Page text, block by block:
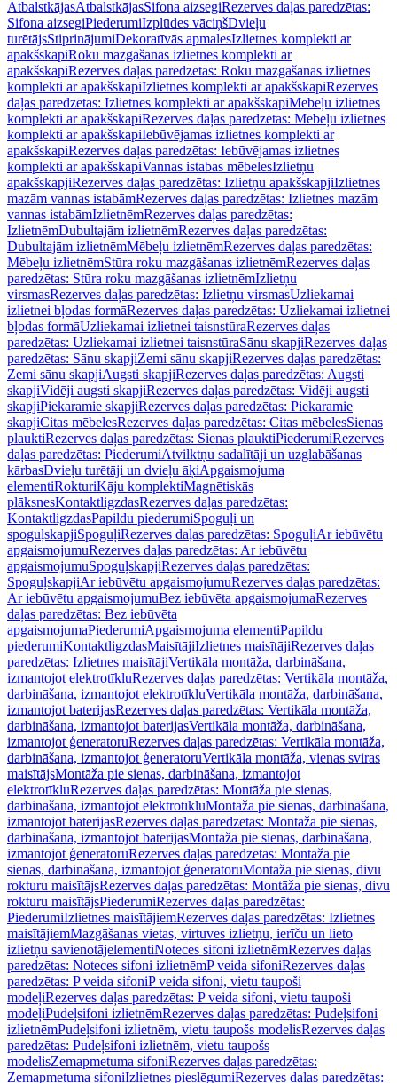
AtbalstkājasAtbalstkājasSifona aizsegiRezerves daļas paredzētas:
Sifona aizsegiPiederumiIzplūdes vāciņšDvieļu
turētājsStiprinājumiDekoratīvās apmalesIzlietnes komplekti ar
apakšskapiRoku mazgāšanas izlietnes komplekti ar
apakšskapiRezerves daļas paredzētas: Roku mazgāšanas izlietnes
komplekti ar apakšskapiIzlietnes komplekti ar apakšskapiRezerves
daļas paredzētas: Izlietnes komplekti ar apakšskapiMēbeļu izlietnes
komplekti ar apakšskapiRezerves daļas paredzētas: Mēbeļu izlietnes
komplekti ar apakšskapiIebūvējamas izlietnes komplekti ar
apakšskapiRezerves daļas paredzētas: Iebūvējamas izlietnes
komplekti ar apakšskapiVannas istabas mēbelesIzlietņu
apakšskapjiRezerves daļas paredzētas: Izlietņu apakšskapjiIzlietnes
mazām vannas istabāmRezerves daļas paredzētas: Izlietnes mazām
vannas istabāmIzlietnēmRezerves daļas paredzētas:
IzlietnēmDubultajām izlietnēmRezerves daļas paredzētas:
Dubultajām izlietnēmMēbeļu izlietnēmRezerves daļas paredzētas:
Mēbeļu izlietnēmStūra roku mazgāšanas izlietnēmRezerves daļas
paredzētas: Stūra roku mazgāšanas izlietnēmIzlietņu
virsmasRezerves daļas paredzētas: Izlietņu virsmasUzliekamai
izlietnei bļodas formāRezerves daļas paredzētas: Uzliekamai izlietnei
bļodas formāUzliekamai izlietnei taisnstūraRezerves daļas
paredzētas: Uzliekamai izlietnei taisnstūraSānu skapjiRezerves daļas
paredzētas: Sānu skapjiZemi sānu skapjiRezerves daļas paredzētas:
Zemi sānu skapjiAugsti skapjiRezerves daļas paredzētas: Augsti
skapjiVidēji augsti skapjiRezerves daļas paredzētas: Vidēji augsti
skapjiPiekaramie skapjiRezerves daļas paredzētas: Piekaramie
skapjiCitas mēbelesRezerves daļas paredzētas: Citas mēbelesSienas
plauktiRezerves daļas paredzētas: Sienas plauktiPiederumiRezerves
daļas paredzētas: PiederumiAtvilktņu sadalītāji un uzglabāšanas
kārbasDvieļu turētāji un dvieļu āķiApgaismojuma
elementiRokturiKāju komplektiMagnētiskās
plāksnesKontaktligzdasRezerves daļas paredzētas:
KontaktligzdasPapildu piederumiSpoguļi un
spoguļskapjiSpoguļiRezerves daļas paredzētas: SpoguļiAr iebūvētu
apgaismojumuRezerves daļas paredzētas: Ar iebūvētu
apgaismojumuSpoguļskapjiRezerves daļas paredzētas:
SpoguļskapjiAr iebūvētu apgaismojumuRezerves daļas paredzētas:
Ar iebūvētu apgaismojumuBez iebūvēta apgaismojumaRezerves
daļas paredzētas: Bez iebūvēta
apgaismojumaPiederumiApgaismojuma elementiPapildu
piederumiKontaktligzdasMaisītājiIzlietnes maisītājiRezerves daļas
paredzētas: Izlietnes maisītājiVertikāla montāža, darbināšana,
izmantojot elektrotīkluRezerves daļas paredzētas: Vertikāla montāža,
darbināšana, izmantojot elektrotīkluVertikāla montāža, darbināšana,
izmantojot baterijasRezerves daļas paredzētas: Vertikāla montāža,
darbināšana, izmantojot baterijasVertikāla montāža, darbināšana,
izmantojot ģeneratoruRezerves daļas paredzētas: Vertikāla montāža,
darbināšana, izmantojot ģeneratoruVertikāla montāža, vienas sviras
maisītājsMontāža pie sienas, darbināšana, izmantojot
elektrotīkluRezerves daļas paredzētas: Montāža pie sienas,
darbināšana, izmantojot elektrotīkluMontāža pie sienas, darbināšana,
izmantojot baterijasRezerves daļas paredzētas: Montāža pie sienas,
darbināšana, izmantojot baterijasMontāža pie sienas, darbināšana,
izmantojot ģeneratoruRezerves daļas paredzētas: Montāža pie
sienas, darbināšana, izmantojot ģeneratoruMontāža pie sienas, divu
rokturu maisītājsRezerves daļas paredzētas: Montāža pie sienas, divu
rokturu maisītājsPiederumiRezerves daļas paredzētas:
PiederumiIzlietnes maisītājiemRezerves daļas paredzētas: Izlietnes
maisītājiemMazgāšanas vietas, virtuves izlietņu, ierīču un lieto
izlietņu savienotājelementiNoteces sifoni izlietnēmRezerves daļas
paredzētas: Noteces sifoni izlietnēmP veida sifoniRezerves daļas
paredzētas: P veida sifoniP veida sifoni, vietu taupoši
modeļiRezerves daļas paredzētas: P veida sifoni, vietu taupoši
modeļiPudeļsifoni izlietnēmRezerves daļas paredzētas: Pudeļsifoni
izlietnēmPudeļsifoni izlietnēm, vietu taupošs modelisRezerves daļas
paredzētas: Pudeļsifoni izlietnēm, vietu taupošs
modelisZemapmetuma sifoniRezerves daļas paredzētas:
Zemapmetuma sifoniIzlietnes pieslēgumiRezerves daļas paredzētas: